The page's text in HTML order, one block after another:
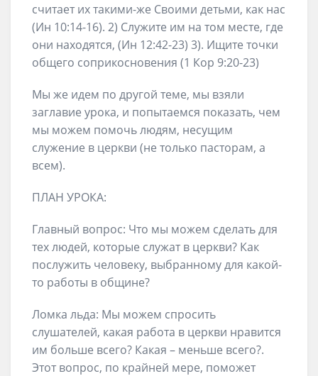
считает их такими-же Своими детьми, как нас
(Ин 10:14-16). 2) Служите им на том месте, где
они находятся, (Ин 12:42-23) 3). Ищите точки
общего соприкосновения (1 Кор 9:20-23)
Мы же идем по другой теме, мы взяли
заглавие урока, и попытаемся показать, чем
мы можем помочь людям, несущим
служение в церкви (не только пасторам, а
всем).
ПЛАН УРОКА:
Главный вопрос: Что мы можем сделать для
тех людей, которые служат в церкви? Как
послужить человеку, выбранному для какой-
то работы в общине?
Ломка льда: Мы можем спросить
слушателей, какая работа в церкви нравится
им больше всего? Какая – меньше всего?.
Этот вопрос, по крайней мере, поможет